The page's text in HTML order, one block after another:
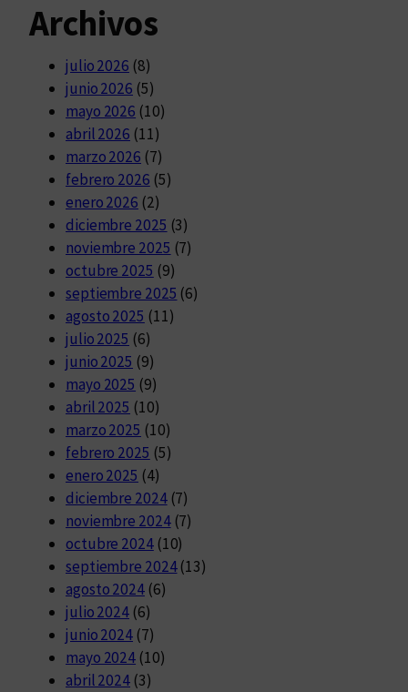
Archivos
julio 2026 (8)
junio 2026 (5)
mayo 2026 (10)
abril 2026 (11)
marzo 2026 (7)
febrero 2026 (5)
enero 2026 (2)
diciembre 2025 (3)
noviembre 2025 (7)
octubre 2025 (9)
septiembre 2025 (6)
agosto 2025 (11)
julio 2025 (6)
junio 2025 (9)
mayo 2025 (9)
abril 2025 (10)
marzo 2025 (10)
febrero 2025 (5)
enero 2025 (4)
diciembre 2024(7)
noviembre 2024(7)
octubre 2024(10)
septiembre 2024(13)
agosto 2024(6)
julio 2024 (6)
junio 2024 (7)
mayo 2024 (10)
abril 2024 (3)